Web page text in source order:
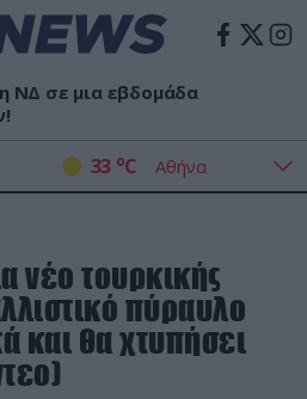
ΝΔ σε μια εβδομάδα
33 oC
νέο τουρκικής
πύραυλο
και θα χτυπήσει